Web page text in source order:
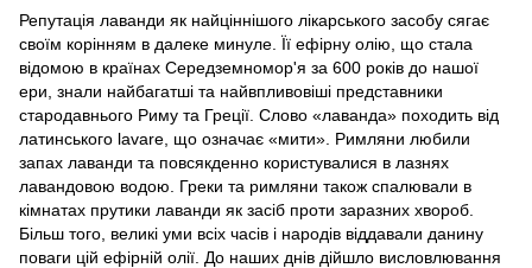
Репутація лаванди як найціннішого лікарського засобу сягає
своїм корінням в далеке минуле. Її ефірну олію, що стала
відомою в країнах Середземномор'я за 600 років до нашої
ери, знали найбагатші та найвпливовіші представники
стародавнього Риму та Греції. Слово «лаванда» походить від
латинського lavare, що означає «мити». Римляни любили
запах лаванди та повсякденно користувалися в лазнях
лавандовою водою. Греки та римляни також спалювали в
кімнатах прутики лаванди як засіб проти заразних хвороб.
Більш того, великі уми всіх часів і народів віддавали данину
поваги цій ефірній олії. До наших днів дійшло висловлювання